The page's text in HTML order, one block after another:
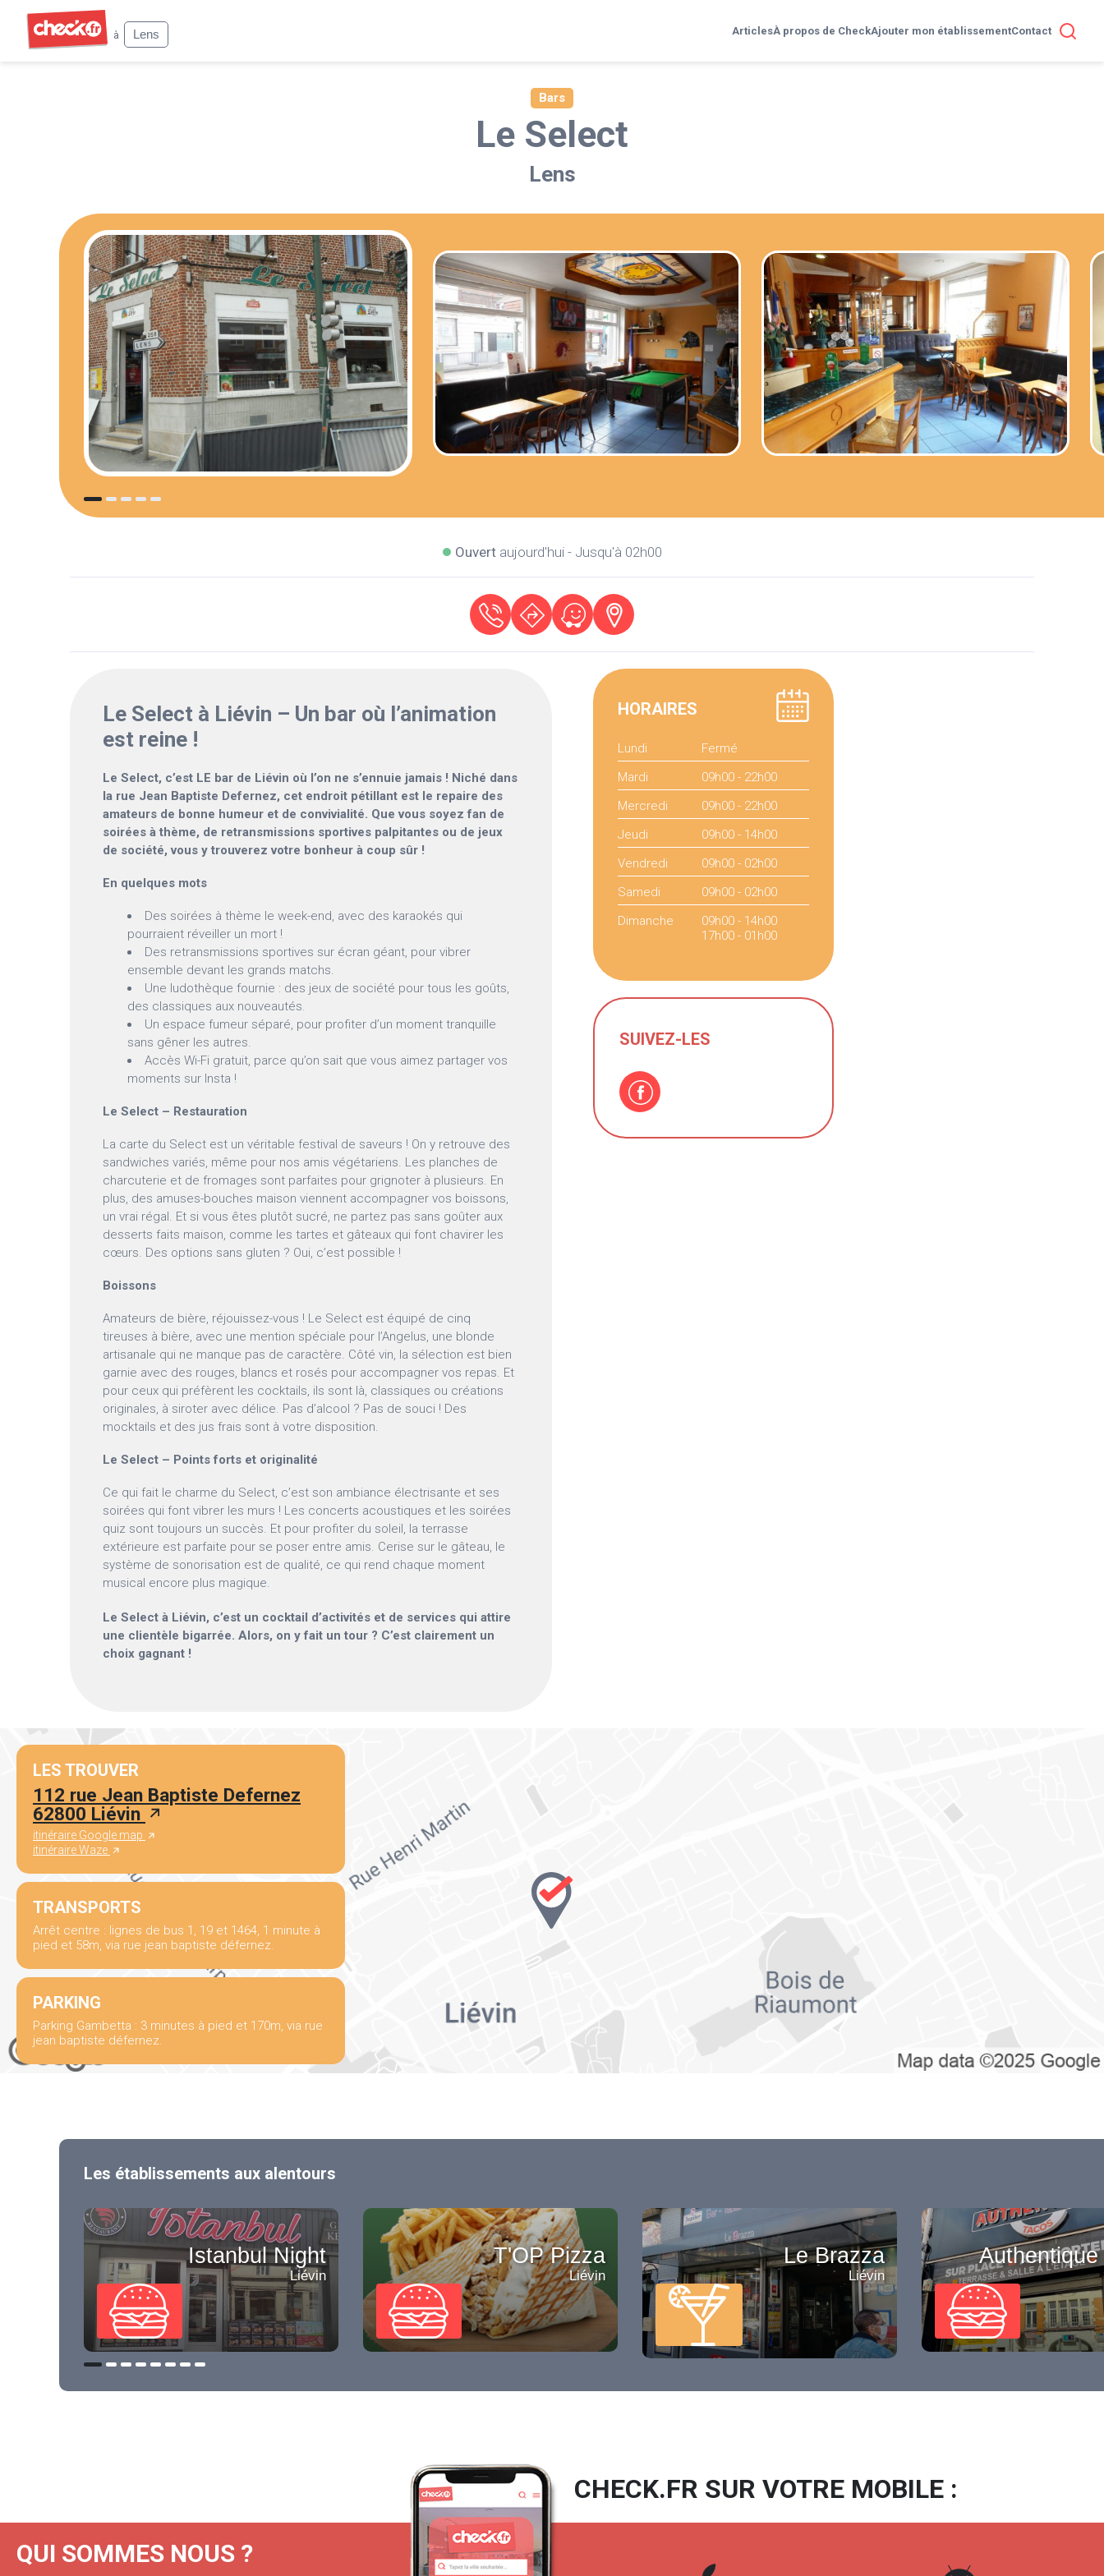
à
Lens ArticlesÀ propos de CheckAjouter mon établissementContact
Bars
Le Select
Lens
Ouvertaujourd'hui - Jusqu'à 02h00
Le Select à Liévin – Un bar où l’animation
est reine !
Le Select, c’est LE bar de Liévin où l’on ne s’ennuie jamais ! Niché dans
la rue Jean Baptiste Defernez, cet endroit pétillant est le repaire des
amateurs de bonne humeur et de convivialité. Que vous soyez fan de
soirées à thème, de retransmissions sportives palpitantes ou de jeux
de société, vous y trouverez votre bonheur à coup sûr !
En quelques mots
Des soirées à thème le week-end, avec des karaokés qui
pourraient réveiller un mort !
Des retransmissions sportives sur écran géant, pour vibrer
ensemble devant les grands matchs.
Une ludothèque fournie : des jeux de société pour tous les goûts,
des classiques aux nouveautés.
Un espace fumeur séparé, pour profiter d’un moment tranquille
sans gêner les autres.
Accès Wi-Fi gratuit, parce qu’on sait que vous aimez partager vos
moments sur Insta !
Le Select – Restauration
La carte du Select est un véritable festival de saveurs ! On y retrouve des
sandwiches variés, même pour nos amis végétariens. Les planches de
charcuterie et de fromages sont parfaites pour grignoter à plusieurs. En
plus, des amuses-bouches maison viennent accompagner vos boissons,
un vrai régal. Et si vous êtes plutôt sucré, ne partez pas sans goûter aux
desserts faits maison, comme les tartes et gâteaux qui font chavirer les
cœurs. Des options sans gluten ? Oui, c’est possible !
Boissons
Amateurs de bière, réjouissez-vous ! Le Select est équipé de cinq
tireuses à bière, avec une mention spéciale pour l’Angelus, une blonde
artisanale qui ne manque pas de caractère. Côté vin, la sélection est bien
garnie avec des rouges, blancs et rosés pour accompagner vos repas. Et
pour ceux qui préfèrent les cocktails, ils sont là, classiques ou créations
originales, à siroter avec délice. Pas d’alcool ? Pas de souci ! Des
mocktails et des jus frais sont à votre disposition.
Le Select – Points forts et originalité
Ce qui fait le charme du Select, c’est son ambiance électrisante et ses
soirées qui font vibrer les murs ! Les concerts acoustiques et les soirées
quiz sont toujours un succès. Et pour profiter du soleil, la terrasse
extérieure est parfaite pour se poser entre amis. Cerise sur le gâteau, le
système de sonorisation est de qualité, ce qui rend chaque moment
musical encore plus magique.
Le Select à Liévin, c’est un cocktail d’activités et de services qui attire
une clientèle bigarrée. Alors, on y fait un tour ? C’est clairement un
choix gagnant !
HORAIRES
Lundi
Fermé
Mardi
09h00 - 22h00
Mercredi
09h00 - 22h00
Jeudi
09h00 - 14h00
Vendredi
09h00 - 02h00
Samedi
09h00 - 02h00
Dimanche
09h00 - 14h00
17h00 - 01h00
SUIVEZ-LES
LES TROUVER
112 rue Jean Baptiste Defernez
62800 Liévin
itinéraire Google map
itinéraire Waze
TRANSPORTS
Arrêt centre : lignes de bus 1, 19 et 1464, 1 minute à
pied et 58m, via rue jean baptiste défernez.
PARKING
Parking Gambetta : 3 minutes à pied et 170m, via rue
jean baptiste défernez.
Les établissements aux alentours
Istanbul Night
Liévin
T'OP Pizza
Liévin
Le Brazza
Liévin
Authentique
QUI SOMMES NOUS ?
CHECK.FR SUR VOTRE MOBILE :